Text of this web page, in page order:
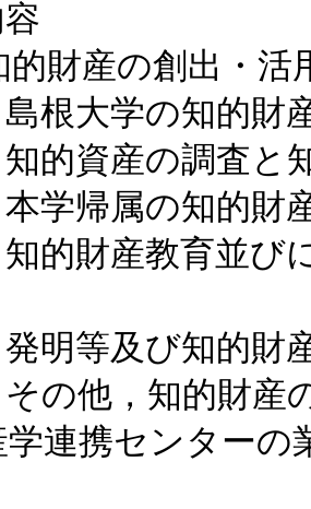
学の知的財産戦
産の調査と知
属の知的財産
教育並びに啓
及び知的財産化
，知的財産の